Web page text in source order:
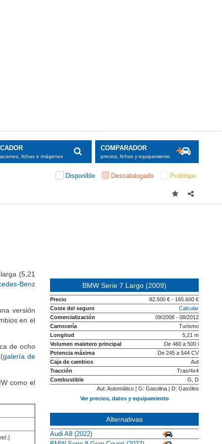
fichas e imágenes
COMPARADOR
precios, fichas y equipamiento
Disponible Descatalogado Prototipo
(5,21
Benz
versión
en el
de ocho
galería de
como el
BMW Serie 7 Largo (2009)
Precio
82.500 € - 165.600 €
Coste del seguro
Calcular
Comercialización
09/2008 - 08/2012
Carrocería
Turismo
Longitud
5,21 m
Volumen maletero principal
De 460 a 500 l
Potencia máxima
De 245 a 544 CV
Caja de cambios
Aut
Tracción
Tras/4x4
Combustible
G, D
Aut: Automático | G: Gasolina | D: Gasóleo
Ver precios, datos y equipamiento
Alternativas
Audi A8 (2022)